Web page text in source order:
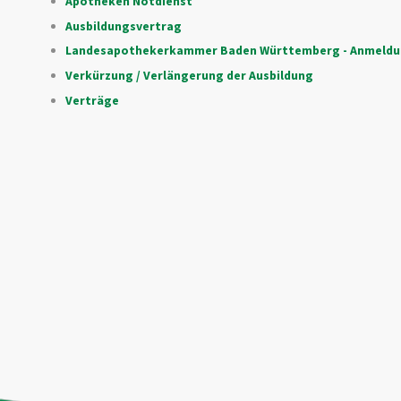
Ausbildungsvertrag
Landesapothekerkammer Baden Württemberg -
Verkürzung / Verlängerung der Ausbildung
Verträge